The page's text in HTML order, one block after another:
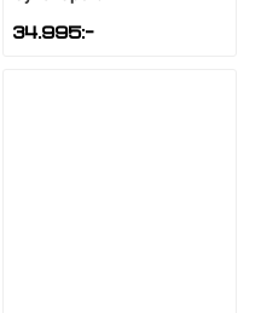
34.995:-